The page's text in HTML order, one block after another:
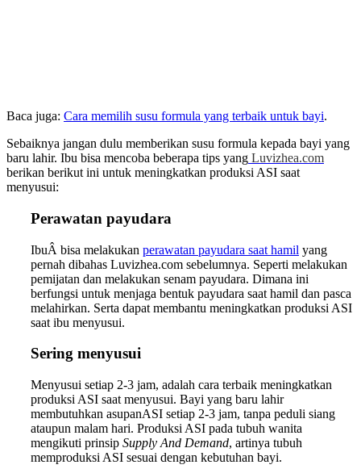
Baca juga: Cara memilih susu formula yang terbaik untuk bayi.
Sebaiknya jangan dulu memberikan susu formula kepada bayi yang
baru lahir. Ibu bisa mencoba beberapa tips yang Luvizhea.com
berikan berikut ini untuk meningkatkan produksi ASI saat
menyusui:
Perawatan payudara
IbuÂ bisa melakukan perawatan payudara saat hamil yang
pernah dibahas Luvizhea.com sebelumnya. Seperti melakukan
pemijatan dan melakukan senam payudara. Dimana ini
berfungsi untuk menjaga bentuk payudara saat hamil dan pasca
melahirkan. Serta dapat membantu meningkatkan produksi ASI
saat ibu menyusui.
Sering menyusui
Menyusui setiap 2-3 jam, adalah cara terbaik meningkatkan
produksi ASI saat menyusui. Bayi yang baru lahir
membutuhkan asupanASI setiap 2-3 jam, tanpa peduli siang
ataupun malam hari. Produksi ASI pada tubuh wanita
mengikuti prinsip Supply And Demand, artinya tubuh
memproduksi ASI sesuai dengan kebutuhan bayi.